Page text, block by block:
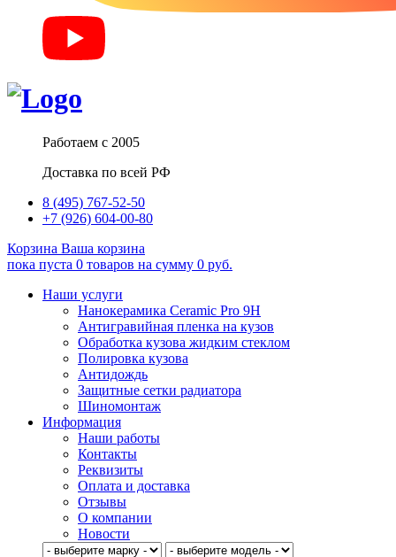
Работаем с 2005
Доставка по всей РФ
8 (495) 767-52-50
+7 (926) 604-00-80
Корзина Ваша корзина
пока пуста 0 товаров на сумму 0 руб.
Наши услуги
Нанокерамика Ceramic Pro 9H
Антигравийная пленка на кузов
Обработка кузова жидким стеклом
Полировка кузова
Антидождь
Защитные сетки радиатора
Шиномонтаж
Информация
Наши работы
Контакты
Реквизиты
Оплата и доставка
Отзывы
О компании
Новости